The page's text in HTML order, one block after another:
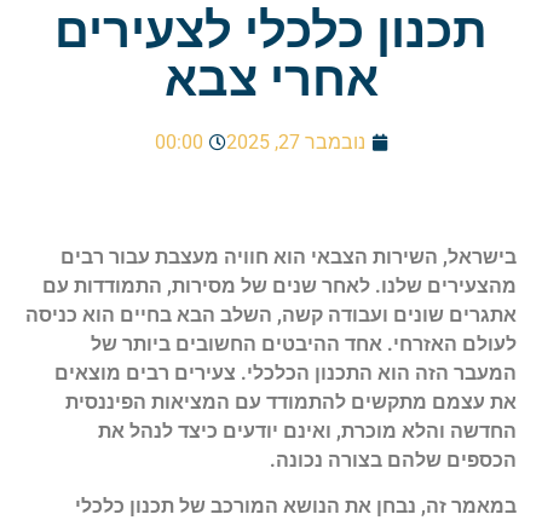
תכנון כלכלי לצעירים
אחרי צבא
נובמבר 27, 2025 00:00
בישראל, השירות הצבאי הוא חוויה מעצבת עבור רבים
מהצעירים שלנו. לאחר שנים של מסירות, התמודדות עם
אתגרים שונים ועבודה קשה, השלב הבא בחיים הוא כניסה
לעולם האזרחי. אחד ההיבטים החשובים ביותר של
המעבר הזה הוא התכנון הכלכלי. צעירים רבים מוצאים
את עצמם מתקשים להתמודד עם המציאות הפיננסית
החדשה והלא מוכרת, ואינם יודעים כיצד לנהל את
הכספים שלהם בצורה נכונה.
במאמר זה, נבחן את הנושא המורכב של תכנון כלכלי